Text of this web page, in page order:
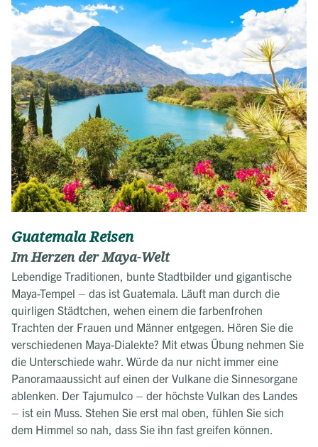
Guatemala Reisen
Im Herzen der Maya-Welt
Lebendige Traditionen, bunte Stadtbilder und gigantische
Maya-Tempel – das ist Guatemala. Läuft man durch die
quirligen Städtchen, wehen einem die farbenfrohen
Trachten der Frauen und Männer entgegen. Hören Sie die
verschiedenen Maya-Dialekte? Mit etwas Übung nehmen Sie
die Unterschiede wahr. Würde da nur nicht immer eine
Panoramaaussicht auf einen der Vulkane die Sinnesorgane
ablenken. Der Tajumulco – der höchste Vulkan des Landes
– ist ein Muss. Stehen Sie erst mal oben, fühlen Sie sich
dem Himmel so nah, dass Sie ihn fast greifen können.